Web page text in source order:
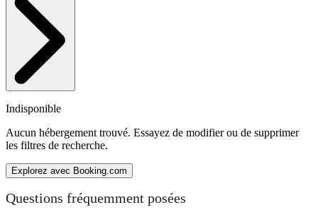
Indisponible
Aucun hébergement trouvé. Essayez de modifier ou de supprimer
les filtres de recherche.
Explorez avec Booking.com
Questions fréquemment posées